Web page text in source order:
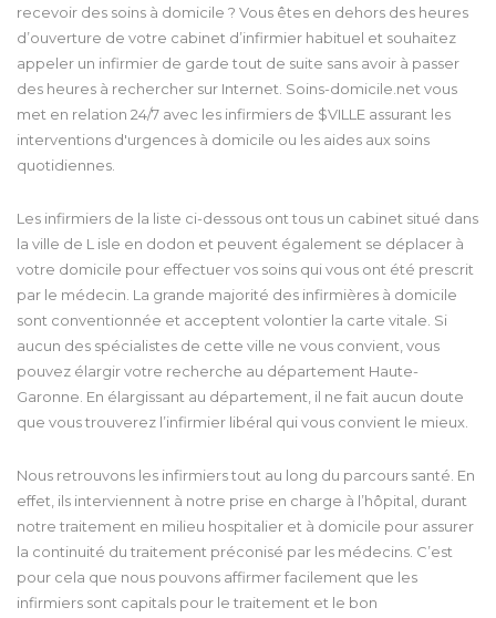
recevoir des soins à domicile ? Vous êtes en dehors des heures
d’ouverture de votre cabinet d’infirmier habituel et souhaitez
appeler un infirmier de garde tout de suite sans avoir à passer
des heures à rechercher sur Internet. Soins-domicile.net vous
met en relation 24/7 avec les infirmiers de $VILLE assurant les
interventions d'urgences à domicile ou les aides aux soins
quotidiennes.
Les infirmiers de la liste ci-dessous ont tous un cabinet situé dans
la ville de L isle en dodon et peuvent également se déplacer à
votre domicile pour effectuer vos soins qui vous ont été prescrit
par le médecin. La grande majorité des infirmières à domicile
sont conventionnée et acceptent volontier la carte vitale. Si
aucun des spécialistes de cette ville ne vous convient, vous
pouvez élargir votre recherche au département Haute-
Garonne. En élargissant au département, il ne fait aucun doute
que vous trouverez l’infirmier libéral qui vous convient le mieux.
Nous retrouvons les infirmiers tout au long du parcours santé. En
effet, ils interviennent à notre prise en charge à l’hôpital, durant
notre traitement en milieu hospitalier et à domicile pour assurer
la continuité du traitement préconisé par les médecins. C’est
pour cela que nous pouvons affirmer facilement que les
infirmiers sont capitals pour le traitement et le bon